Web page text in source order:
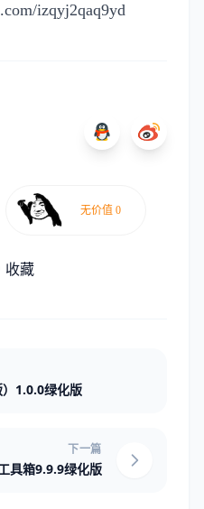
izqyj2qaq9yd
收藏
1.0.0绿化版
下一篇
具箱9.9.9绿化版